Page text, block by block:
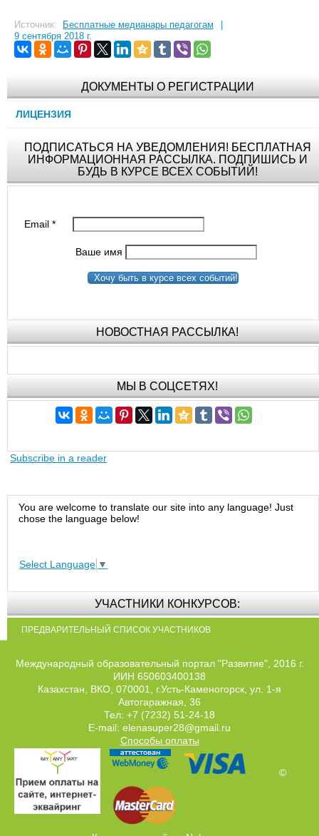
Источник: Бесплатные медианары педагогам
9 сентября 2018 г.
ДОКУМЕНТЫ О РЕГИСТРАЦИИ
ЛИЦЕНЗИЯ
ПОДПИСАТЬСЯ НА УВЕДОМЛЕНИЯ! БЕСПЛАТНАЯ
ИНФОРМАЦИОННАЯ РАССЫЛКА. ПОДПИШИСЬ И
БУДЬ В КУРСЕ ВСЕХ СОБЫТИЙ!
Email*
Ваше имя
Хочу быть в курсе всех событий!
НОВОСТНАЯ РАССЫЛКА!
МЫ В СОЦСЕТЯХ!
Subscribe in a reader
You are welcome to translate our site into any language! Just
chose the language below!
Select Language ▼
УЧАСТНИКИ КОНКУРСОВ:
ПРЕДВАРИТЕЛЬНЫЙ СПИСОК УЧАСТНИКОВ
Международный образовательный портал "Развитие", 2016 г.
ИИН 650603400138
Казахстан, ВКО, 070001, г.Усть-Каменогорск, ул. 1-я
Автогаражная, 36
Тел: +7 (7232) 51-24-18
E-mail: elenasuper28@gmail.ru
Способы оплаты
©